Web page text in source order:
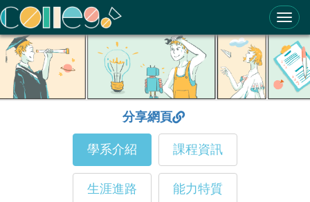
ColleGo! 大學選才與高中育才輔助系統
分享網頁
學系介紹 課程資訊
生涯進路 能力特質